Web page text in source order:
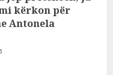
kërkon për
Antonela